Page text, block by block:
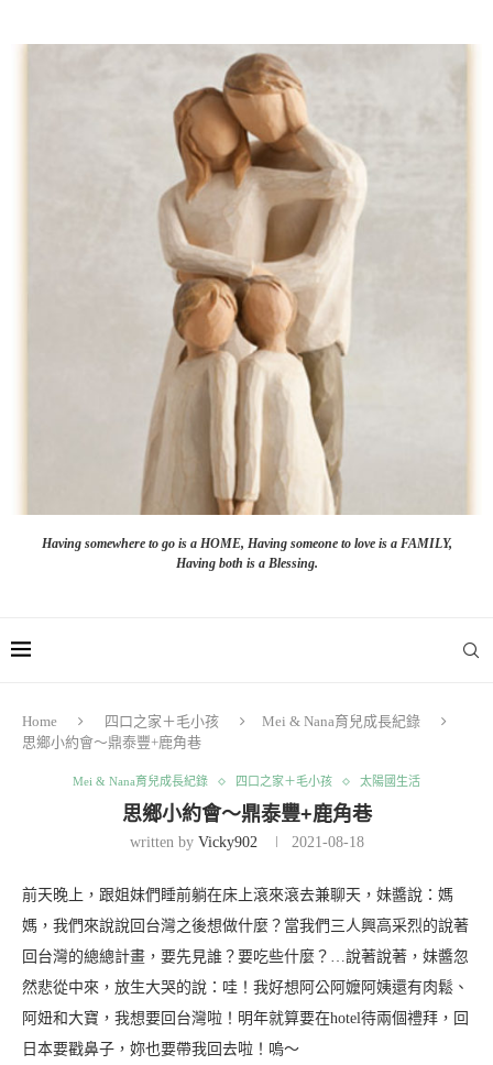
Having somewhere to go is a HOME, Having someone to love is a FAMILY,
Having both is a Blessing.
Home 四口之家＋毛小孩
Mei & Nana育兒成長紀錄
思鄉小約會～鼎泰豐+鹿角巷
Mei & Nana育兒成長紀錄 四口之家＋毛小孩 太陽國生活
思鄉小約會～鼎泰豐+鹿角巷
written by Vicky902 2021-08-18
前天晚上，跟姐妹們睡前躺在床上滾來滾去兼聊天，妹醬說：媽
媽，我們來說說回台灣之後想做什麼？當我們三人興高采烈的說著
回台灣的總總計畫，要先見誰？要吃些什麼？…說著說著，妹醬忽
然悲從中來，放生大哭的說：哇！我好想阿公阿嬤阿姨還有肉鬆、
阿妞和大寶，我想要回台灣啦！明年就算要在hotel待兩個禮拜，回
日本要戳鼻子，妳也要帶我回去啦！嗚～